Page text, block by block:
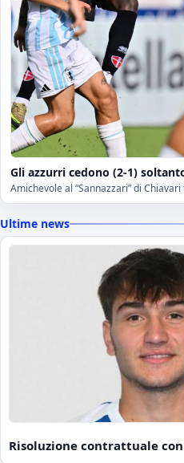
Gli azzurri cedono (2-1)
Amichevole al “Sannazzari” di
Ultime news
Risoluzione contrattuale